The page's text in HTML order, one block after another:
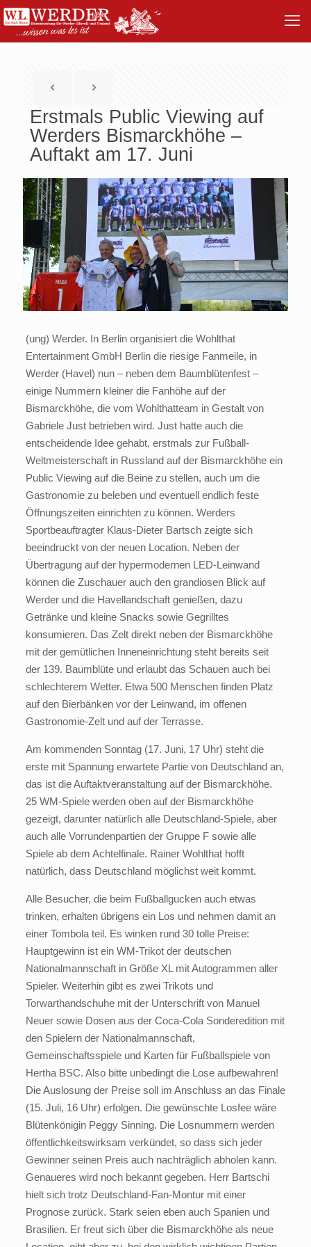
Erstmals Public Viewing auf
Werders Bismarckhöhe –
Auftakt am 17. Juni
(ung) Werder. In Berlin organisiert die Wohlthat
Entertainment GmbH Berlin die riesige Fanmeile, in
Werder (Havel) nun – neben dem Baumblütenfest –
einige Nummern kleiner die Fanhöhe auf der
Bismarckhöhe, die vom Wohlthatteam in Gestalt von
Gabriele Just betrieben wird. Just hatte auch die
entscheidende Idee gehabt, erstmals zur Fußball-
Weltmeisterschaft in Russland auf der Bismarckhöhe ein
Public Viewing auf die Beine zu stellen, auch um die
Gastronomie zu beleben und eventuell endlich feste
Öffnungszeiten einrichten zu können. Werders
Sportbeauftragter Klaus-Dieter Bartsch zeigte sich
beeindruckt von der neuen Location. Neben der
Übertragung auf der hypermodernen LED-Leinwand
können die Zuschauer auch den grandiosen Blick auf
Werder und die Havellandschaft genießen, dazu
Getränke und kleine Snacks sowie Gegrilltes
konsumieren. Das Zelt direkt neben der Bismarckhöhe
mit der gemütlichen Inneneinrichtung steht bereits seit
der 139. Baumblüte und erlaubt das Schauen auch bei
schlechterem Wetter. Etwa 500 Menschen finden Platz
auf den Bierbänken vor der Leinwand, im offenen
Gastronomie-Zelt und auf der Terrasse.
Am kommenden Sonntag (17. Juni, 17 Uhr) steht die
erste mit Spannung erwartete Partie von Deutschland an,
das ist die Auftaktveranstaltung auf der Bismarckhöhe.
25 WM-Spiele werden oben auf der Bismarckhöhe
gezeigt, darunter natürlich alle Deutschland-Spiele, aber
auch alle Vorrundenpartien der Gruppe F sowie alle
Spiele ab dem Achtelfinale. Rainer Wohlthat hofft
natürlich, dass Deutschland möglichst weit kommt.
Alle Besucher, die beim Fußballgucken auch etwas
trinken, erhalten übrigens ein Los und nehmen damit an
einer Tombola teil. Es winken rund 30 tolle Preise:
Hauptgewinn ist ein WM-Trikot der deutschen
Nationalmannschaft in Größe XL mit Autogrammen aller
Spieler. Weiterhin gibt es zwei Trikots und
Torwarthandschuhe mit der Unterschrift von Manuel
Neuer sowie Dosen aus der Coca-Cola Sonderedition mit
den Spielern der Nationalmannschaft,
Gemeinschaftsspiele und Karten für Fußballspiele von
Hertha BSC. Also bitte unbedingt die Lose aufbewahren!
Die Auslosung der Preise soll im Anschluss an das Finale
(15. Juli, 16 Uhr) erfolgen. Die gewünschte Losfee wäre
Blütenkönigin Peggy Sinning. Die Losnummern werden
öffentlichkeitswirksam verkündet, so dass sich jeder
Gewinner seinen Preis auch nachträglich abholen kann.
Genaueres wird noch bekannt gegeben. Herr Bartschi
hielt sich trotz Deutschland-Fan-Montur mit einer
Prognose zurück. Stark seien eben auch Spanien und
Brasilien. Er freut sich über die Bismarckhöhe als neue